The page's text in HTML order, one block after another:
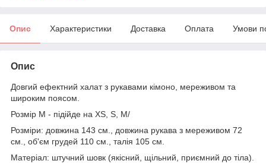
Опис Характеристики Доставка Оплата Умови
Опис
Довгий ефектний халат з рукавами кімоно, мереживом та
широким поясом.
Розмір М - підійде на XS, S, M/
Розміри: довжина 143 см., довжина рукава з мереживом 72
см., об'єм грудей 110 см., талія 105 см.
Матеріал: штучний шовк (якісний, щільний, приємний до тіла).